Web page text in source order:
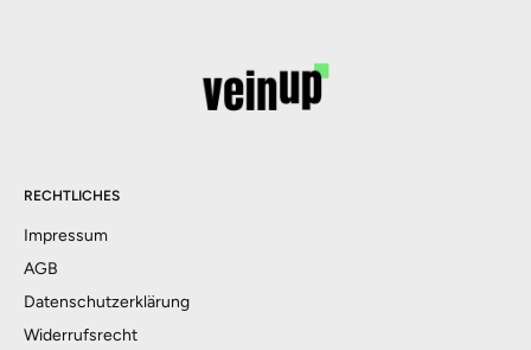
RECHTLICHES
Impressum
AGB
Datenschutzerklärung
Widerrufsrecht